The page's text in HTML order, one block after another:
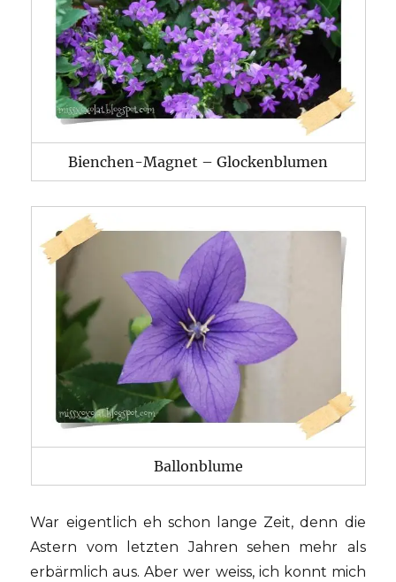
Bienchen-Magnet – Glockenblumen
Ballonblume
War eigentlich eh schon lange Zeit, denn die
Astern vom letzten Jahren sehen mehr als
erbärmlich aus. Aber wer weiss, ich konnt mich